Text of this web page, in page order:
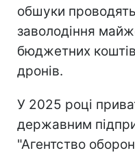
обшуки
заволодіння
бюджетних коштів
дронів.
У 2025 році
державним
"Агентство